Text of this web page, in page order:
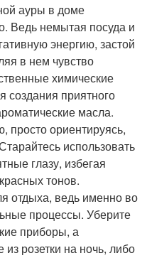
ауры в доме
Ведь немытая посуда и
энергию, застой
в нем чувство
химические
приятного
масла.
просто ориентируясь,
использовать
глазу, избегая
тонов.
отдыха, ведь именно во
процессы. Уберите
приборы, а
розетки на ночь, либо